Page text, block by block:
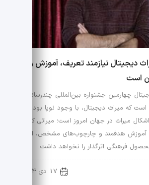
دیجیتال نیازمند تعریف، آموزش و
است
چهارمین جشنواره بین‌المللی چندرسانه‌ای
که میراث دیجیتال، با وجود نوپا بودن،
میراث در جهان امروز است؛ میراثی که
آموزش هدفمند و چارچوب‌های مشخص، امکان
فرهنگی اثرگذار را نخواهد داشت.
17 دی 1404